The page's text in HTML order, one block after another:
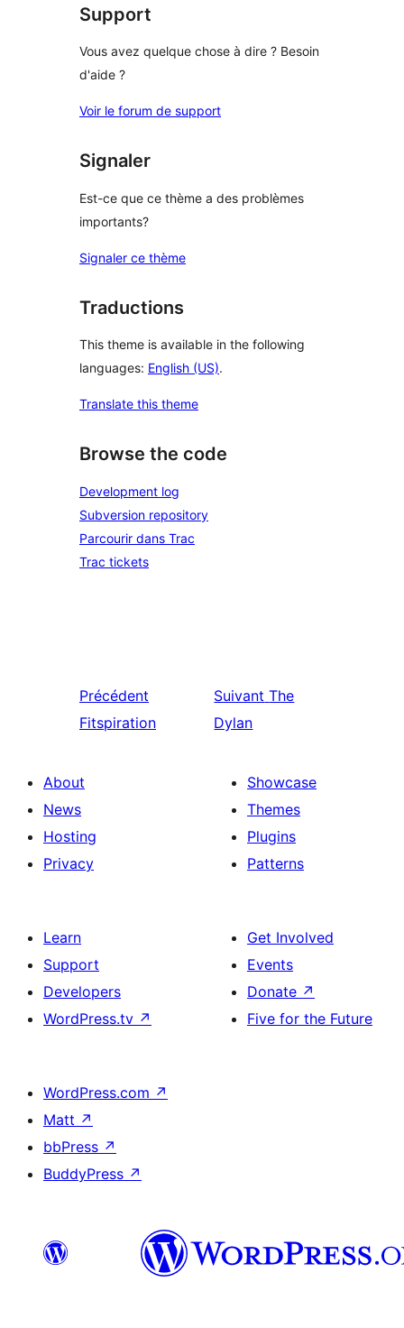
Support
Vous avez quelque chose à dire ? Besoin
d'aide ?
Voir le forum de support
Signaler
Est-ce que ce thème a des problèmes
importants?
Signaler ce thème
Traductions
This theme is available in the following
languages: English (US).
Translate this theme
Browse the code
Development log
Subversion repository
Parcourir dans Trac
Trac tickets
Précédent
Fitspiration
Suivant The
Dylan
About
News
Hosting
Privacy
Showcase
Themes
Plugins
Patterns
Learn
Support
Developers
WordPress.tv ↗
Get Involved
Events
Donate ↗
Five for the Future
WordPress.com ↗
Matt ↗
bbPress ↗
BuddyPress ↗